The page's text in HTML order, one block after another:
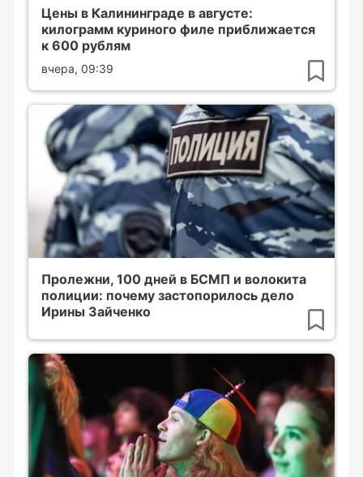
Цены в Калининграде в августе:
килограмм куриного филе приближается
к 600 рублям
вчера, 09:39
Пролежни, 100 дней в БСМП и волокита
полиции: почему застопорилось дело
Ирины Зайченко